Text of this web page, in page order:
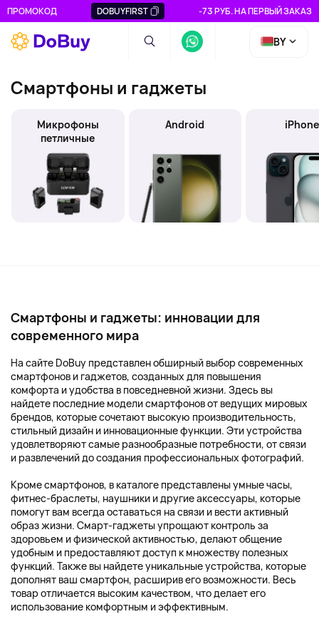
ПРОМОКОД DOBUYFIRST -73 РУБ. НА ПЕРВЫЙ ЗАКАЗ
BY
Смартфоны и гаджеты
Микрофоны
петличные
Android iPhone
Смартфоны и гаджеты: инновации для
современного мира
На сайте DoBuy представлен обширный выбор современных
смартфонов и гаджетов, созданных для повышения
комфорта и удобства в повседневной жизни. Здесь вы
найдете последние модели смартфонов от ведущих мировых
брендов, которые сочетают высокую производительность,
стильный дизайн и инновационные функции. Эти устройства
удовлетворяют самые разнообразные потребности, от связи
и развлечений до создания профессиональных фотографий.
Кроме смартфонов, в каталоге представлены умные часы,
фитнес-браслеты, наушники и другие аксессуары, которые
помогут вам всегда оставаться на связи и вести активный
образ жизни. Смарт-гаджеты упрощают контроль за
здоровьем и физической активностью, делают общение
удобным и предоставляют доступ к множеству полезных
функций. Также вы найдете уникальные устройства, которые
дополнят ваш смартфон, расширив его возможности. Весь
товар отличается высоким качеством, что делает его
использование комфортным и эффективным.